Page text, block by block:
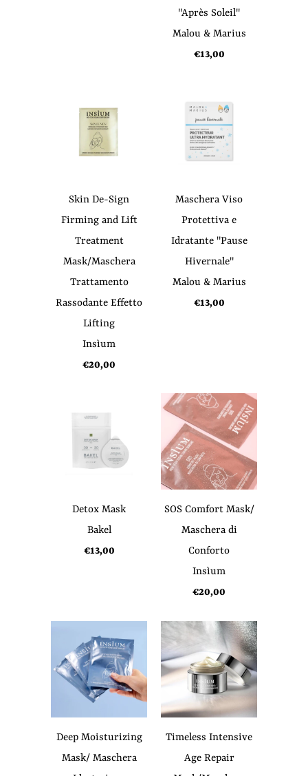
"Après Soleil"
Malou & Marius
€13,00
Skin De-Sign
Firming and Lift
Treatment
Mask/Maschera
Trattamento
Rassodante Effetto
Lifting
Insìum
€20,00
Maschera Viso
Protettiva e
Idratante "Pause
Hivernale"
Malou & Marius
€13,00
Detox Mask
Bakel
€13,00
SOS Comfort Mask/
Maschera di
Conforto
Insìum
€20,00
Deep Moisturizing
Mask/ Maschera
Timeless Intensive
Age Repair